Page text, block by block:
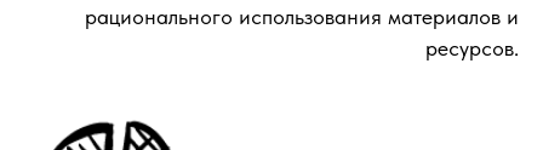
рационального использования материалов и
ресурсов.